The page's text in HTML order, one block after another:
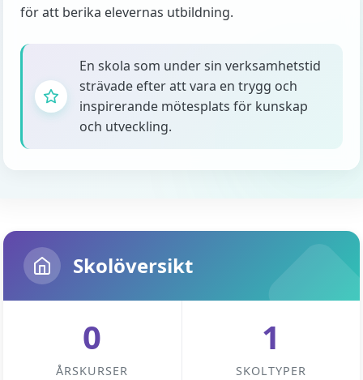
för att berika elevernas utbildning.
En skola som under sin verksamhetstid
strävade efter att vara en trygg och
inspirerande mötesplats för kunskap
och utveckling.
Skolöversikt
0
ÅRSKURSER
1
SKOLTYPER